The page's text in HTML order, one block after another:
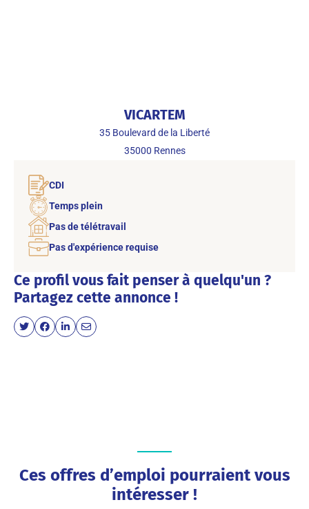
VICARTEM
35 Boulevard de la Liberté
35000 Rennes
CDI
Temps plein
Pas de télétravail
Pas d'expérience requise
Ce profil vous fait penser à quelqu'un ?
Partagez cette annonce !
Ces offres d’emploi pourraient vous
intéresser !